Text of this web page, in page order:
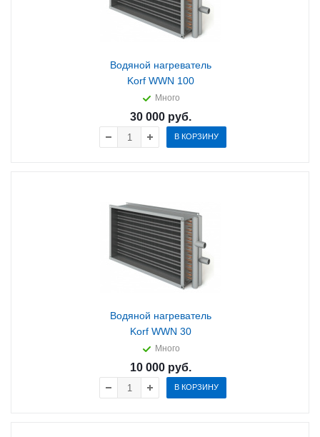
Водяной нагреватель
Korf WWN 100
Много
30 000руб.
В КОРЗИНУ
Водяной нагреватель
Korf WWN 30
Много
10 000руб.
В КОРЗИНУ